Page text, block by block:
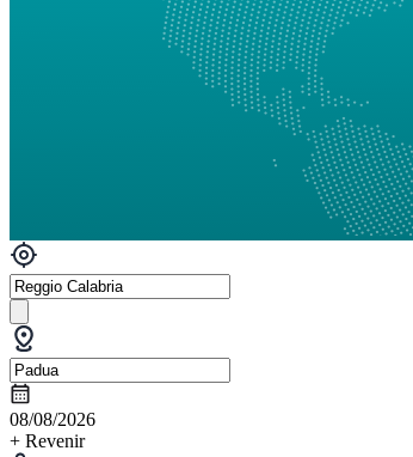
08/08/2026
+ Revenir